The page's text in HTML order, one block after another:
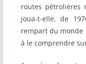
routes pétrolières
joua-t-elle, de
rempart du monde
à le comprendre